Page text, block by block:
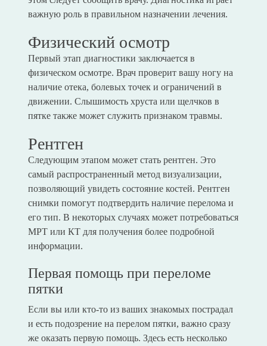
важную роль в правильном назначении лечения.
Физический осмотр
Первый этап диагностики заключается в
физическом осмотре. Врач проверит вашу ногу на
наличие отека, болевых точек и ограничений в
движении. Слышимость хруста или щелчков в
пятке также может служить признаком травмы.
Рентген
Следующим этапом может стать рентген. Это
самый распространенный метод визуализации,
позволяющий увидеть состояние костей. Рентген
снимки помогут подтвердить наличие перелома и
его тип. В некоторых случаях может потребоваться
МРТ или КТ для получения более подробной
информации.
Первая помощь при переломе
пятки
Если вы или кто-то из ваших знакомых пострадал
и есть подозрение на перелом пятки, важно сразу
же оказать первую помощь. Здесь есть несколько